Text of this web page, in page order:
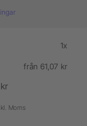
1x
från 61,07 kr
Moms